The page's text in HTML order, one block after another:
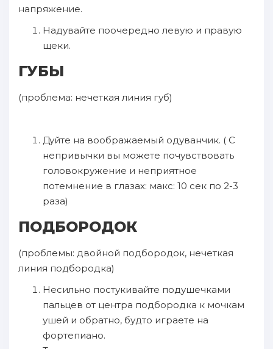
напряжение.
Надувайте поочередно левую и правую
щеки.
ГУБЫ
(проблема: нечеткая линия губ)
Дуйте на воображаемый одуванчик. ( С
непривычки вы можете почувствовать
головокружение и неприятное
потемнение в глазах: макс: 10 сек по 2-3
раза)
ПОДБОРОДОК
(проблемы: двойной подбородок, нечеткая
линия подбородка)
Несильно постукивайте подушечками
пальцев от центра подбородка к мочкам
ушей и обратно, будто играете на
фортепиано.